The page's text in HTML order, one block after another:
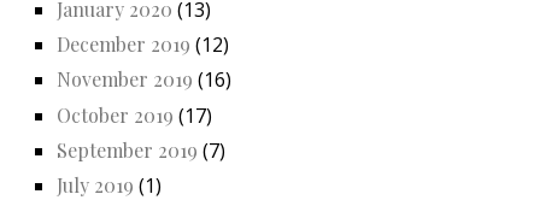
January 2020 (13)
December 2019 (12)
November 2019 (16)
October 2019 (17)
September 2019 (7)
July 2019 (1)